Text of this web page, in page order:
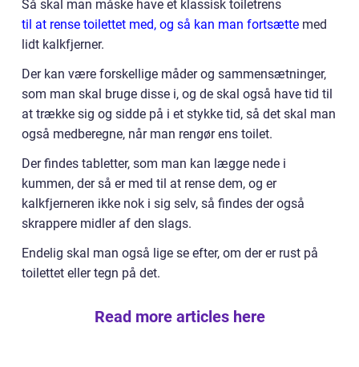
Så skal man måske have et klassisk toiletrens
til at rense toilettet med, og så kan man fortsætte med
lidt kalkfjerner.
Der kan være forskellige måder og sammensætninger,
som man skal bruge disse i, og de skal også have tid til
at trække sig og sidde på i et stykke tid, så det skal man
også medberegne, når man rengør ens toilet.
Der findes tabletter, som man kan lægge nede i
kummen, der så er med til at rense dem, og er
kalkfjerneren ikke nok i sig selv, så findes der også
skrappere midler af den slags.
Endelig skal man også lige se efter, om der er rust på
toilettet eller tegn på det.
Read more articles here